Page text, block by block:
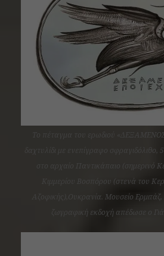
Το πέταγμα του ερωδιού
δαχτυλίδι με ενεπίγραφο
στο αρχαίο Παντικάπαιο (σημερινό
Κιμμερίου Βοσπόρου (στενά του
Αζοφικής),Ουκρανία. Μουσείο
ζωγραφική εκδοχή απέδωσε ο